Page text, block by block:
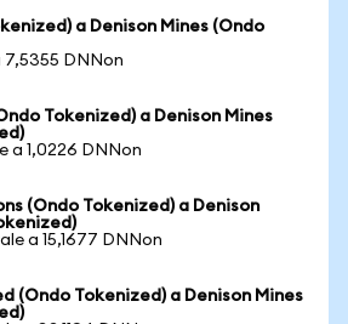
a Denison Mines (Ondo
7,5355 DNNon
Tokenized) a Denison Mines
a 1,0226 DNNon
(Ondo Tokenized) a Denison
a 15,1677 DNNon
(Ondo Tokenized) a Denison Mines